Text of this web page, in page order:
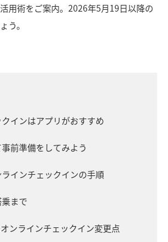
用術をご案内。2026年5月19日以降の
う。
インはアプリがおすすめ
前準備をしてみよう
インチェックインの手順
まで
ンラインチェックイン変更点